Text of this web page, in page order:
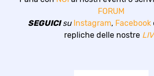
FORUM
SEGUICIsu Instagram, Facebook
repliche delle nostre